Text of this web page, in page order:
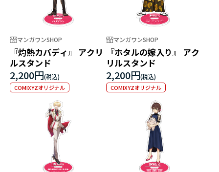
マンガワンSHOP
『灼熱カバディ』 アクリ
ルスタンド
2,200円
COMIXYZオリジナル
マンガワンSHOP
『ホタルの嫁入り』 アク
リルスタンド
2,200円
COMIXYZオリジナル